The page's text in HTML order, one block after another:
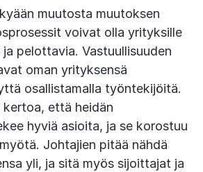
muutosta muutoksen
voivat olla yrityksille
pelottavia. Vastuullisuuden
oman yrityksensä
osallistamalla työntekijöitä.
kertoa, että heidän
hyviä asioita, ja se korostuu
Johtajien pitää nähdä
yli, ja sitä myös sijoittajat ja